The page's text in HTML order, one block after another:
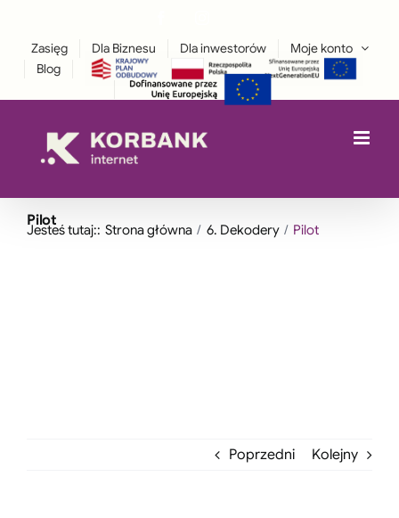
zawartości
Zasięg Dla Biznesu Dla inwestorów
Moje konto
Blog
Pilot
Jesteś tutaj:: Strona główna 6. Dekodery Pilot
Poprzedni Kolejny